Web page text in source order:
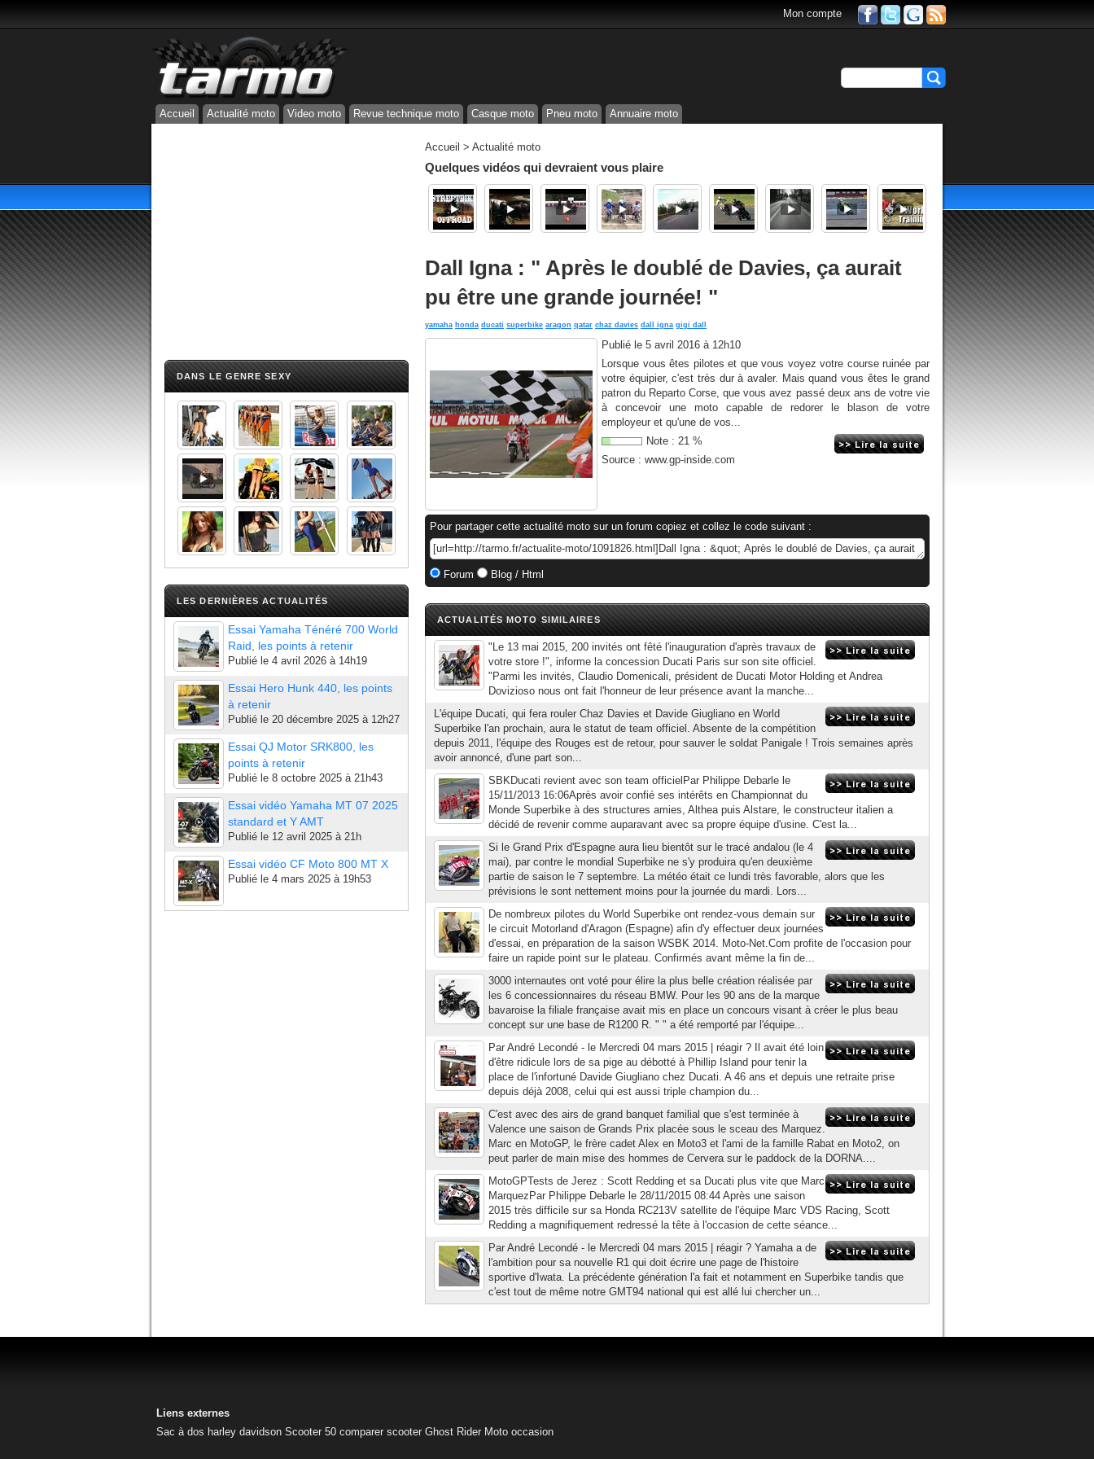
Mon compte
Accueil Actualité moto Video moto Revue technique moto Casque moto Pneu moto Annuaire moto
DANS LE GENRE SEXY
LES DERNIÈRES ACTUALITÉS
Essai Yamaha Ténéré 700 World
Raid, les points à retenir
Publié le 4 avril 2026 à 14h19
Essai Hero Hunk 440, les points
à retenir
Publié le 20 décembre 2025 à 12h27
Essai QJ Motor SRK800, les
points à retenir
Publié le 8 octobre 2025 à 21h43
Essai vidéo Yamaha MT 07 2025
standard et Y AMT
Publié le 12 avril 2025 à 21h
Essai vidéo CF Moto 800 MT X
Publié le 4 mars 2025 à 19h53
Accueil > Actualité moto
Quelques vidéos qui devraient vous plaire
Dall Igna : " Après le doublé de Davies, ça aurait
pu être une grande journée! "
yamaha honda ducati superbike aragon qatar chaz davies dall igna gigi dall
Publié le 5 avril 2016 à 12h10
Lorsque vous êtes pilotes et que vous voyez votre course ruinée par
votre équipier, c'est très dur à avaler. Mais quand vous êtes le grand
patron du Reparto Corse, que vous avez passé deux ans de votre vie
à concevoir une moto capable de redorer le blason de votre
employeur et qu'une de vos...
Note : 21 %
Source : www.gp-inside.com
Pour partager cette actualité moto sur un forum copiez et collez le code suivant :
Forum Blog / Html
ACTUALITÉS MOTO SIMILAIRES
"Le 13 mai 2015, 200 invités ont fêté l'inauguration d'après travaux de
votre store !", informe la concession Ducati Paris sur son site officiel.
"Parmi les invités, Claudio Domenicali, président de Ducati Motor Holding et Andrea
Dovizioso nous ont fait l'honneur de leur présence avant la manche...
L'équipe Ducati, qui fera rouler Chaz Davies et Davide Giugliano en World
Superbike l'an prochain, aura le statut de team officiel. Absente de la compétition
depuis 2011, l'équipe des Rouges est de retour, pour sauver le soldat Panigale ! Trois semaines après
avoir annoncé, d'une part son...
SBKDucati revient avec son team officielPar Philippe Debarle le
15/11/2013 16:06Après avoir confié ses intérêts en Championnat du
Monde Superbike à des structures amies, Althea puis Alstare, le constructeur italien a
décidé de revenir comme auparavant avec sa propre équipe d'usine. C'est la...
Si le Grand Prix d'Espagne aura lieu bientôt sur le tracé andalou (le 4
mai), par contre le mondial Superbike ne s'y produira qu'en deuxième
partie de saison le 7 septembre. La météo était ce lundi très favorable, alors que les
prévisions le sont nettement moins pour la journée du mardi. Lors...
De nombreux pilotes du World Superbike ont rendez-vous demain sur
le circuit Motorland d'Aragon (Espagne) afin d'y effectuer deux journées
d'essai, en préparation de la saison WSBK 2014. Moto-Net.Com profite de l'occasion pour
faire un rapide point sur le plateau. Confirmés avant même la fin de...
3000 internautes ont voté pour élire la plus belle création réalisée par
les 6 concessionnaires du réseau BMW. Pour les 90 ans de la marque
bavaroise la filiale française avait mis en place un concours visant à créer le plus beau
concept sur une base de R1200 R. " " a été remporté par l'équipe...
Par André Lecondé - le Mercredi 04 mars 2015 | réagir ? Il avait été loin
d'être ridicule lors de sa pige au débotté à Phillip Island pour tenir la
place de l'infortuné Davide Giugliano chez Ducati. A 46 ans et depuis une retraite prise
depuis déjà 2008, celui qui est aussi triple champion du...
C'est avec des airs de grand banquet familial que s'est terminée à
Valence une saison de Grands Prix placée sous le sceau des Marquez.
Marc en MotoGP, le frère cadet Alex en Moto3 et l'ami de la famille Rabat en Moto2, on
peut parler de main mise des hommes de Cervera sur le paddock de la DORNA....
MotoGPTests de Jerez : Scott Redding et sa Ducati plus vite que Marc
MarquezPar Philippe Debarle le 28/11/2015 08:44 Après une saison
2015 très difficile sur sa Honda RC213V satellite de l'équipe Marc VDS Racing, Scott
Redding a magnifiquement redressé la tête à l'occasion de cette séance...
Par André Lecondé - le Mercredi 04 mars 2015 | réagir ? Yamaha a de
l'ambition pour sa nouvelle R1 qui doit écrire une page de l'histoire
sportive d'Iwata. La précédente génération l'a fait et notamment en Superbike tandis que
c'est tout de même notre GMT94 national qui est allé lui chercher un...
Liens externes
Sac à dos harley davidson Scooter 50 comparer scooter Ghost Rider Moto occasion